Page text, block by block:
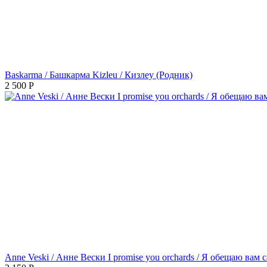
Baskarma / Башкарма Kizleu / Кизлеу (Родник)
2 500 Р
Anne Veski / Анне Вески I promise you orchards / Я обещаю вам